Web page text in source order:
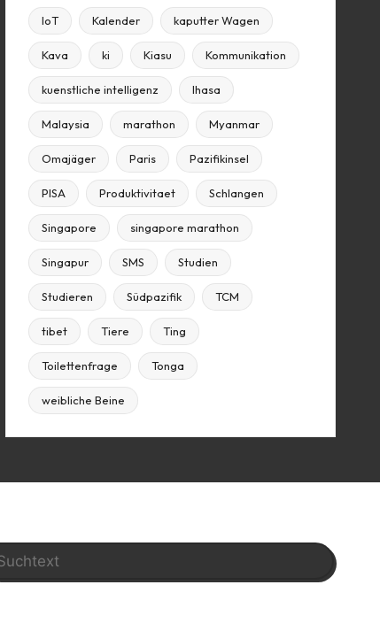
IoT Kalender kaputter Wagen
Kava ki Kiasu Kommunikation
kuenstliche intelligenz lhasa
Malaysia marathon Myanmar
Omajäger Paris Pazifikinsel
PISA Produktivitaet Schlangen
Singapore singapore marathon
Singapur SMS Studien
Studieren Südpazifik TCM
tibet Tiere Ting
Toilettenfrage Tonga
weibliche Beine